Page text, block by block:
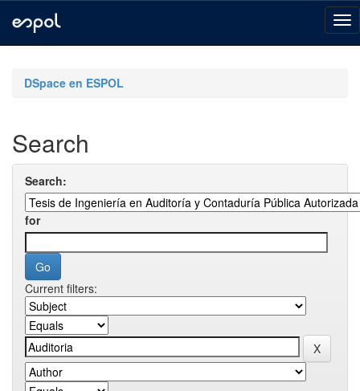
navigationDSpace en ESPOL
Search
Search:
for
Current filters: